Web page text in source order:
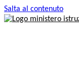
Salta al contenuto